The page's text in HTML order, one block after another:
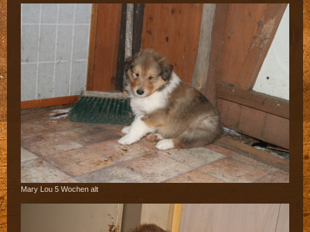
Mary Lou 5 Wochen alt